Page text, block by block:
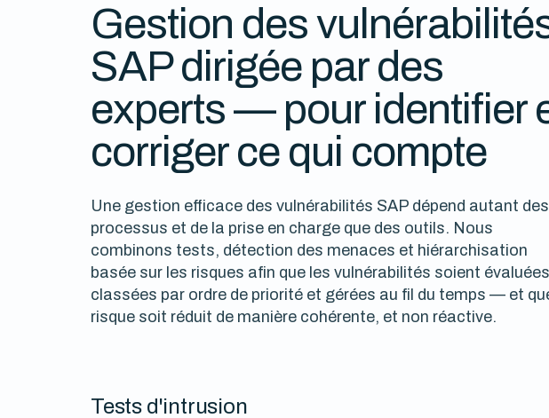
Gestion des
SAP dirigée par des
experts — pour identifier
corriger ce qui compte
Une gestion efficace des vulnérabilités SAP dépend autant des
processus et de la prise en charge que des outils. Nous
combinons tests, détection des menaces et hiérarchisation
basée sur les risques afin que les vulnérabilités soient
classées par ordre de priorité et gérées au fil du temps — et
risque soit réduit de manière cohérente, et non réactive.
Tests d'intrusion